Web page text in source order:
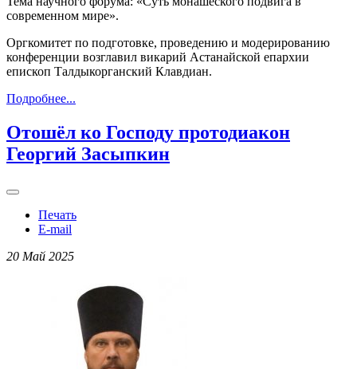
современном мире».
Оргкомитет по подготовке, проведению и модерированию
конференции возглавил викарий Астанайской епархии
епископ Талдыкорганский Клавдиан.
Подробнее...
Отошёл ко Господу протодиакон
Георгий Засыпкин
Печать
E-mail
20 Май 2025